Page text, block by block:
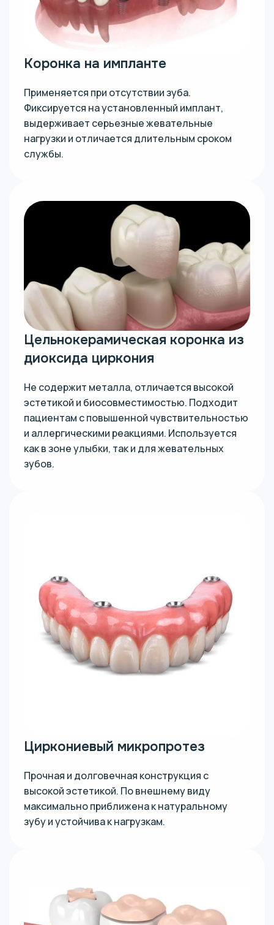
Коронка на импланте
Применяется при отсутствии зуба.
Фиксируется на установленный имплант,
выдерживает серьезные жевательные
нагрузки и отличается длительным сроком
службы.
Цельнокерамическая коронка из
диоксида циркония
Не содержит металла, отличается высокой
эстетикой и биосовместимостью. Подходит
пациентам с повышенной чувствительностью
и аллергическими реакциями. Используется
как в зоне улыбки, так и для жевательных
зубов.
Циркониевый микропротез
Прочная и долговечная конструкция с
высокой эстетикой. По внешнему виду
максимально приближена к натуральному
зубу и устойчива к нагрузкам.